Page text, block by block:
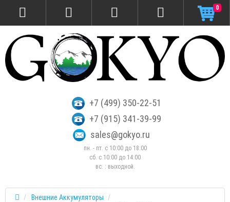
+7 (499) 350-22-51
+7 (915) 341-39-99
sales@gokyo.ru
пн. - пт. с 10:00 до 18:00
сб. c 10:00 до 14:00
вс. : выходной.
0
Внешние Аккумуляторы